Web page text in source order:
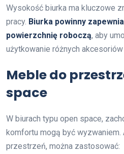
Wysokość biurka ma kluczowe
pracy. Biurka powinny
powierzchnię roboczą, aby
użytkowanie różnych
Meble do
space
W biurach typu open space,
komfortu mogą być
przestrzeń, można zastosować: